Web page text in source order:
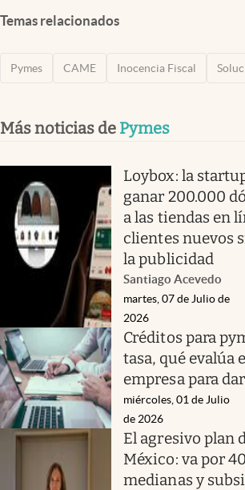
Temas relacionados
Pymes CAME Inocencia Fiscal
Más noticias de Pymes
Loybox: la
ganar 200.000
a las tiendas en
clientes nuevos
la publicidad
Santiago Acevedo
martes, 07 de Julio de
2026
Créditos para
tasa, qué evalúa
empresa para
miércoles, 01 de Julio
de 2026
El agresivo plan
México: va por
medianas y